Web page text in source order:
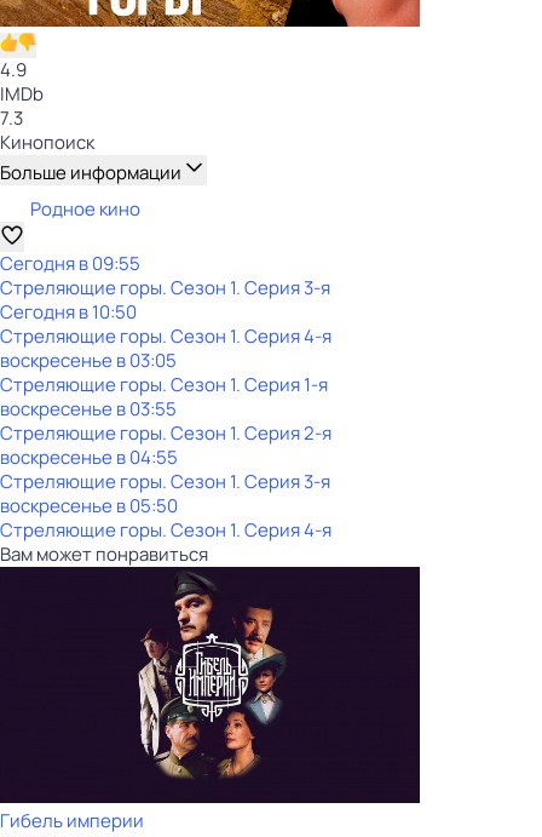
4.9
IMDb
7.3
Кинопоиск
Больше информации
Родное кино
Сегодня в 09:55
Стреляющие горы. Сезон 1. Серия 3-я
Сегодня в 10:50
Стреляющие горы. Сезон 1. Серия 4-я
воскресенье в03:05
Стреляющие горы. Сезон 1. Серия 1-я
воскресенье в03:55
Стреляющие горы. Сезон 1. Серия 2-я
воскресенье в04:55
Стреляющие горы. Сезон 1. Серия 3-я
воскресенье в05:50
Стреляющие горы. Сезон 1. Серия 4-я
Вам может понравиться
Гибель империи